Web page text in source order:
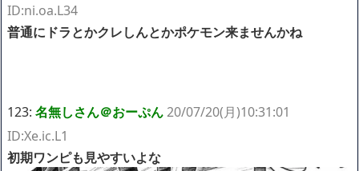
ID:ni.oa.L34
普通にドラとかクレしんとかポケモン来ませんかね
123: 名無しさん＠おーぷん20/07/20(月)10:31:01
ID:Xe.ic.L1
初期ワンピも見やすいよな